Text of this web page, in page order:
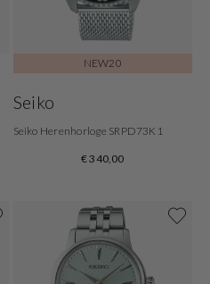
NEW20
Seiko
Seiko Herenhorloge SRPD73K1
€ 340,00